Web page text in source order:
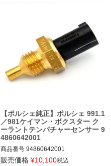
【ポルシェ純正】ポルシェ 991.1
／981ケイマン・ボクスター ク
ーラントテンパチャーセンサー 9
4860642001
商品番号 94860642001
販売価格 ¥10,100税込